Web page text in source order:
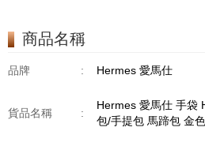
商品名稱
品牌 : Hermes 愛馬仕
貨品名稱 :
Hermes 愛馬仕 手袋
包/手提包 馬蹄包 金色